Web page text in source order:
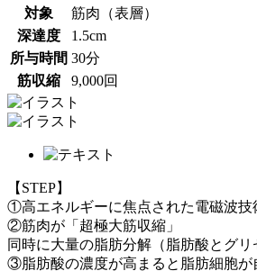
対象
筋肉（表層）
深達度
1.5cm
所与時間 30分
筋収縮
9,000回
【STEP】
①高エネルギーに焦点された電磁波技
②筋肉が「超極大筋収縮」
同時に大量の脂肪分解（脂肪酸とグリ
③脂肪酸の濃度が高まると 脂肪細胞